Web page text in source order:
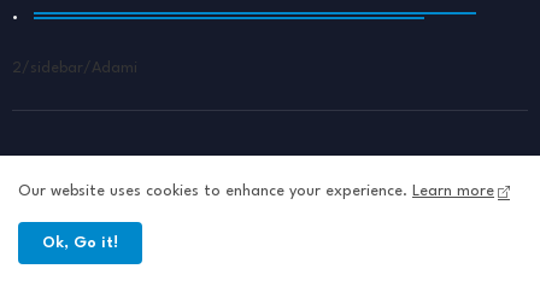
.
2/sidebar/Adami
Our website uses cookies to enhance your experience. Learn more
Ok, Go it!